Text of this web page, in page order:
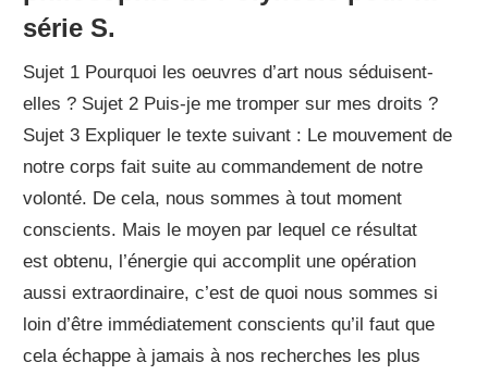
série S.
Sujet 1 Pourquoi les oeuvres d’art nous séduisent-
elles ? Sujet 2 Puis-je me tromper sur mes droits ?
Sujet 3 Expliquer le texte suivant : Le mouvement de
notre corps fait suite au commandement de notre
volonté. De cela, nous sommes à tout moment
conscients. Mais le moyen par lequel ce résultat
est obtenu, l’énergie qui accomplit une opération
aussi extraordinaire, c’est de quoi nous sommes si
loin d’être immédiatement conscients qu’il faut que
cela échappe à jamais à nos recherches les plus